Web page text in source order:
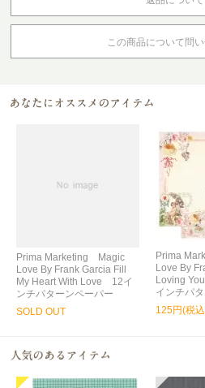
この商品について問
Prima Marketing Magic
Love By Frank Garcia Fill
My Heart With Love 12イ
ンチパターンペーパー
SOLD OUT
Prima
Love By
Loving
インチパ
125円(税